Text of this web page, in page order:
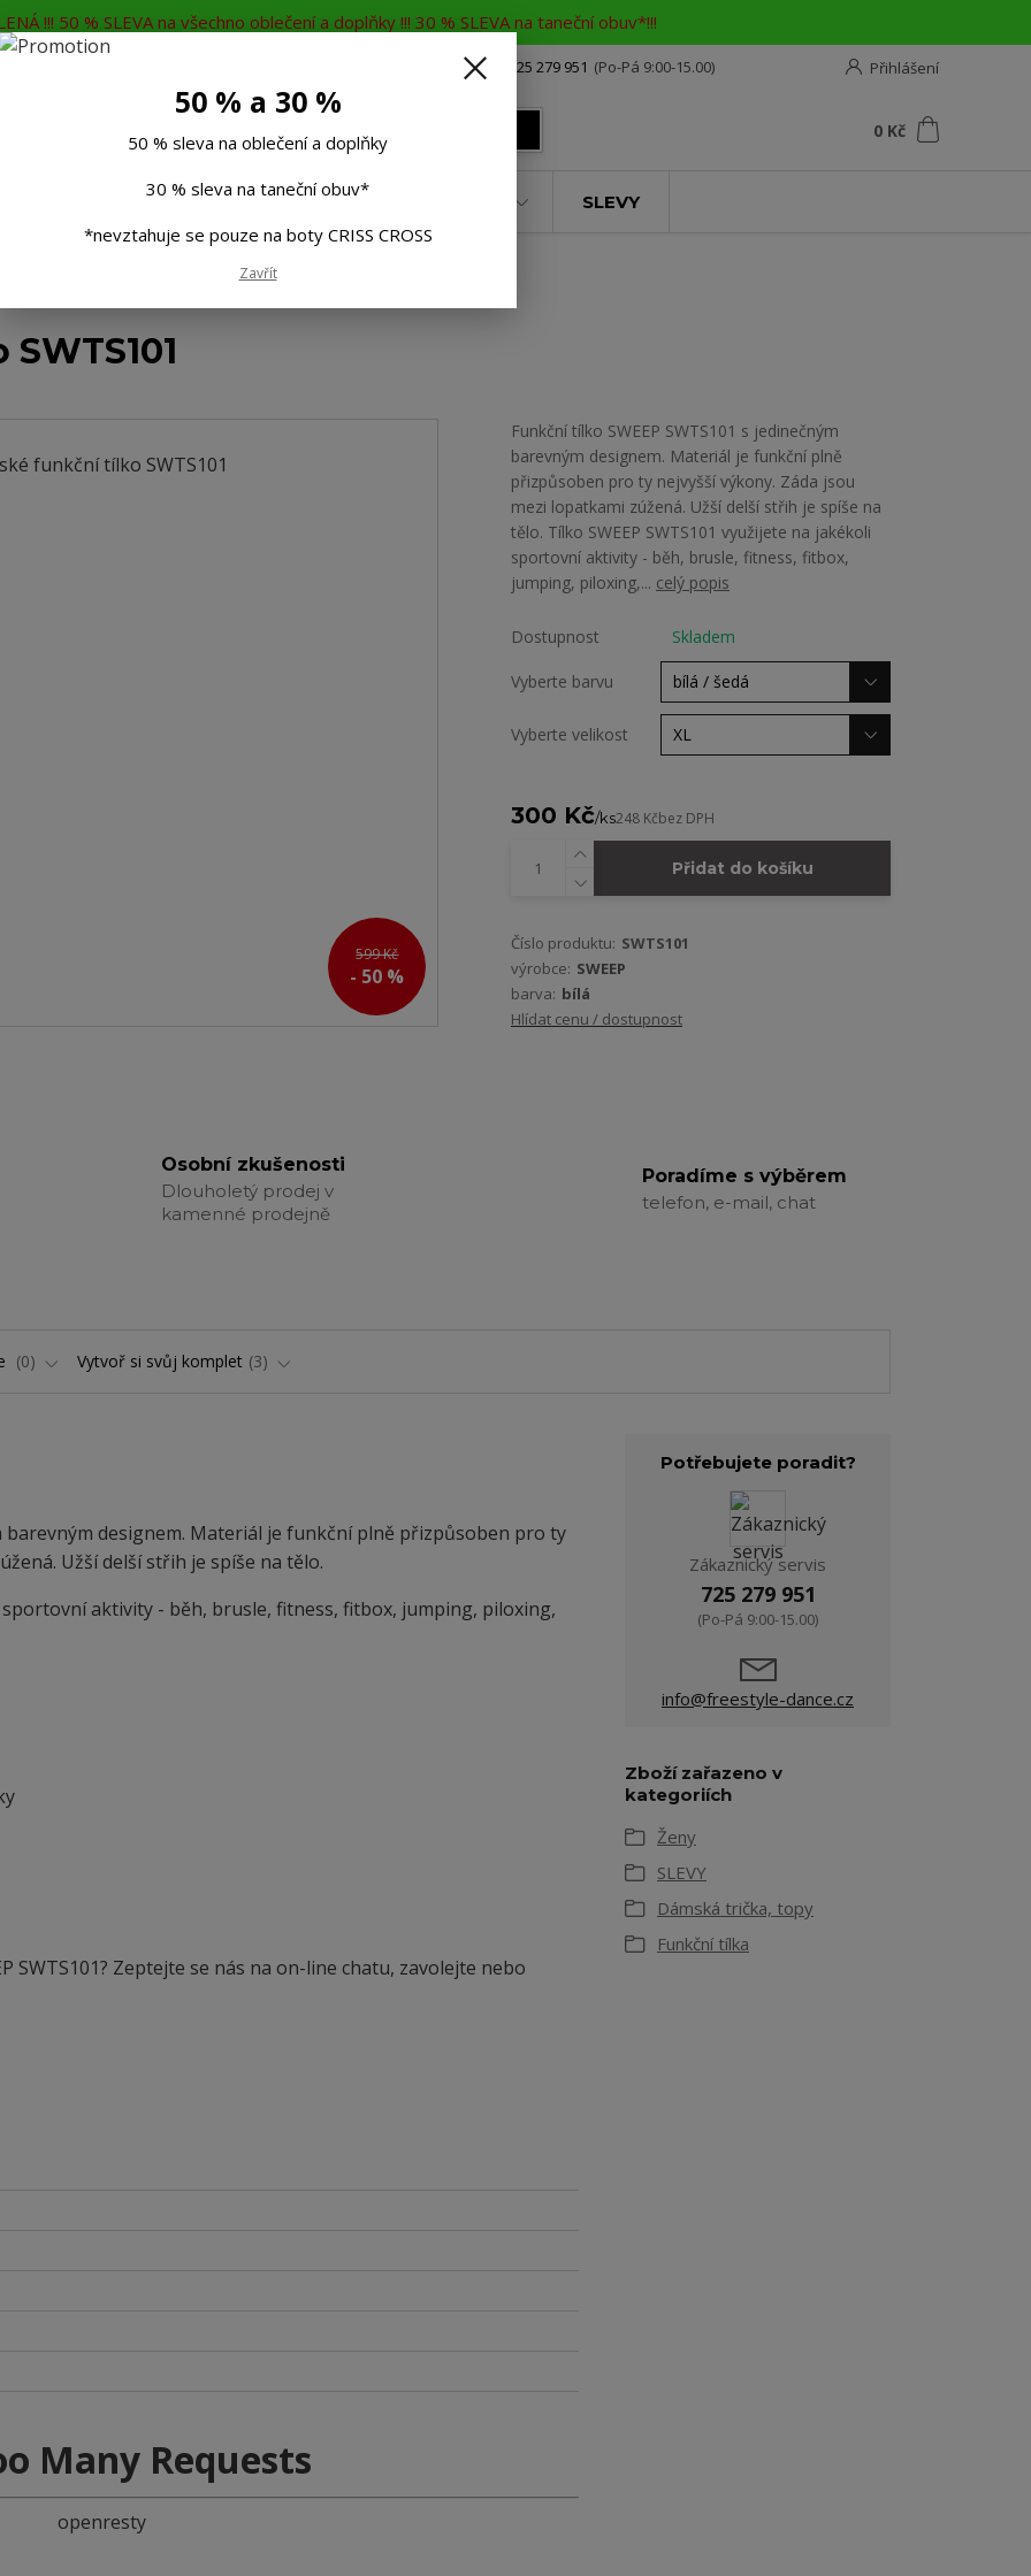
!!! 50 % SLEVA na všechno oblečení a doplňky !!! 30 % SLEVA na taneční obuv*!!!
Přihlášení
Rádi Vám poradíme 725 279 951 (Po-Pá 9:00-15.00)
0 Kč
Děti Taneční boty SLEVY
599 Kč
- 50 %
Funkční tílko SWEEP SWTS101 s jedinečným
barevným designem. Materiál je funkční plně
přizpůsoben pro ty nejvyšší výkony. Záda jsou
mezi lopatkami zúžená. Užší delší střih je spíše na
tělo. Tílko SWEEP SWTS101 využijete na jakékoli
sportovní aktivity - běh, brusle, fitness, fitbox,
jumping, piloxing,... celý popis
Dostupnost Skladem
Vyberte barvu
Vyberte velikost
300 Kč/ks248 Kčbez DPH
Přidat do košíku
Číslo produktu: SWTS101
výrobce: SWEEP
barva: bílá
Hlídat cenu / dostupnost
Osobní zkušenosti
Dlouholetý prodej v
kamenné prodejně
Poradíme s výběrem
telefon, e-mail, chat
0 Vytvoř si svůj komplet 3
barevným designem. Materiál je funkční plně přizpůsoben pro ty
Užší delší střih je spíše na tělo.
sportovní aktivity - běh, brusle, fitness, fitbox, jumping, piloxing,
SWTS101? Zeptejte se nás na on-line chatu, zavolejte nebo
Many Requests
openresty
Potřebujete poradit?
Zákaznický servis
725 279 951
(Po-Pá 9:00-15.00)
info@freestyle-dance.cz
Zboží zařazeno v
kategoriích
Ženy
SLEVY
Dámská trička, topy
Funkční tílka
50 % a 30 %
50 % sleva na oblečení a doplňky
30 % sleva na taneční obuv*
*nevztahuje se pouze na boty CRISS CROSS
Zavřít